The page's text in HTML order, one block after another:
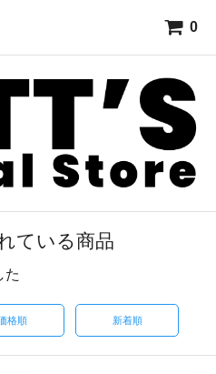
0
ている商品
た
格順 新着順